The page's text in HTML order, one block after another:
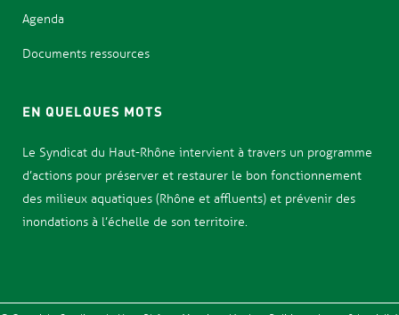
Agenda
Documents ressources
EN QUELQUES MOTS
Le Syndicat du Haut-Rhône intervient à travers un programme
d’actions pour préserver et restaurer le bon fonctionnement
des milieux aquatiques (Rhône et affluents) et prévenir des
inondations à l’échelle de son territoire.